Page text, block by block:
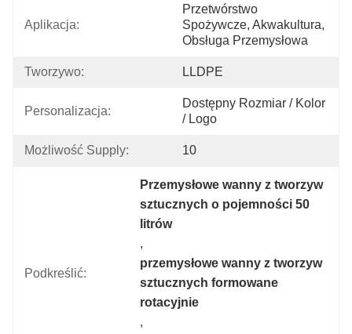
Aplikacja:
Przetwórstwo
Spożywcze, Akwakultura,
Obsługa Przemysłowa
Tworzywo: LLDPE
Personalizacja:
Dostępny Rozmiar / Kolor
/ Logo
Możliwość Supply: 10
Podkreślić:
Przemysłowe wanny z tworzyw
sztucznych o pojemności 50
litrów
,
przemysłowe wanny z tworzyw
sztucznych formowane
rotacyjnie
,